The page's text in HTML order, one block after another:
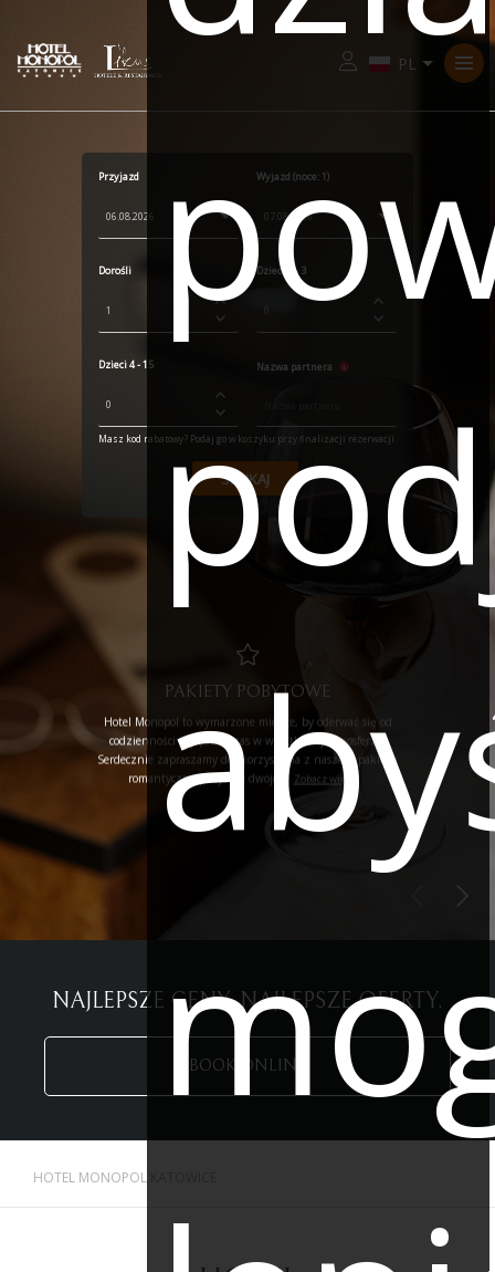
Przyjazd Wyjazd (noce: 1)
Dorośli Dzieci 0 - 3
Dzieci 4 - 15 Nazwa partnera
SZUKAJ
Masz kod rabatowy? Podaj go w koszyku przy finalizacji rezerwacji.
NAJLEPSZE CENY. NAJLEPSZE OFERTY.
BOOK ONLINE
HOTEL MONOPOL KATOWICE
PAKIETY POBYTOWE
Hotel Monopol to wymarzone miejsce, by oderwać się od
codzienności i spędzić czas w wyjątkowej atmosferze.
Serdecznie zapraszamy do skorzystania z naszego pakietu
romantyczny pobyt we dwoje.
Zobacz więcej
Zaloguj